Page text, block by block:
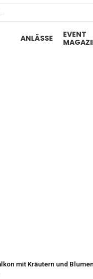
ANLÄSSE
EVENT
mit Kräutern und Blumen